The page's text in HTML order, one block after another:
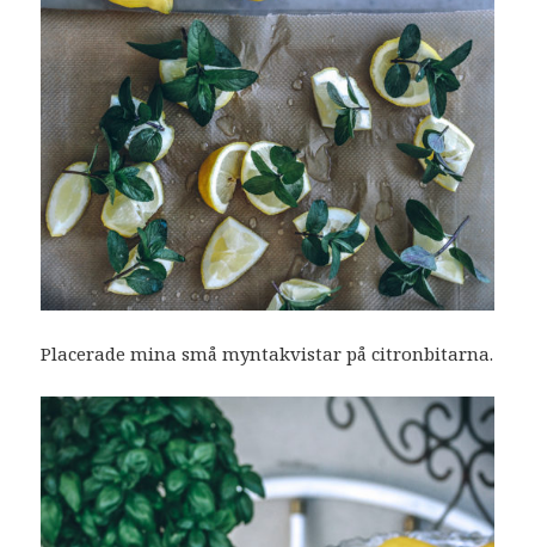
Placerade mina små myntakvistar på citronbitarna.